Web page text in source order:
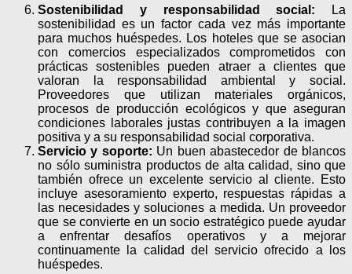
Sostenibilidad y responsabilidad social: La
sostenibilidad es un factor cada vez más importante
para muchos huéspedes. Los hoteles que se asocian
con comercios especializados comprometidos con
prácticas sostenibles pueden atraer a clientes que
valoran la responsabilidad ambiental y social.
Proveedores que utilizan materiales orgánicos,
procesos de producción ecológicos y que aseguran
condiciones laborales justas contribuyen a la imagen
positiva y a su responsabilidad social corporativa.
Servicio y soporte: Un buen abastecedor de blancos
no sólo suministra productos de alta calidad, sino que
también ofrece un excelente servicio al cliente. Esto
incluye asesoramiento experto, respuestas rápidas a
las necesidades y soluciones a medida. Un proveedor
que se convierte en un socio estratégico puede ayudar
a enfrentar desafíos operativos y a mejorar
continuamente la calidad del servicio ofrecido a los
huéspedes.